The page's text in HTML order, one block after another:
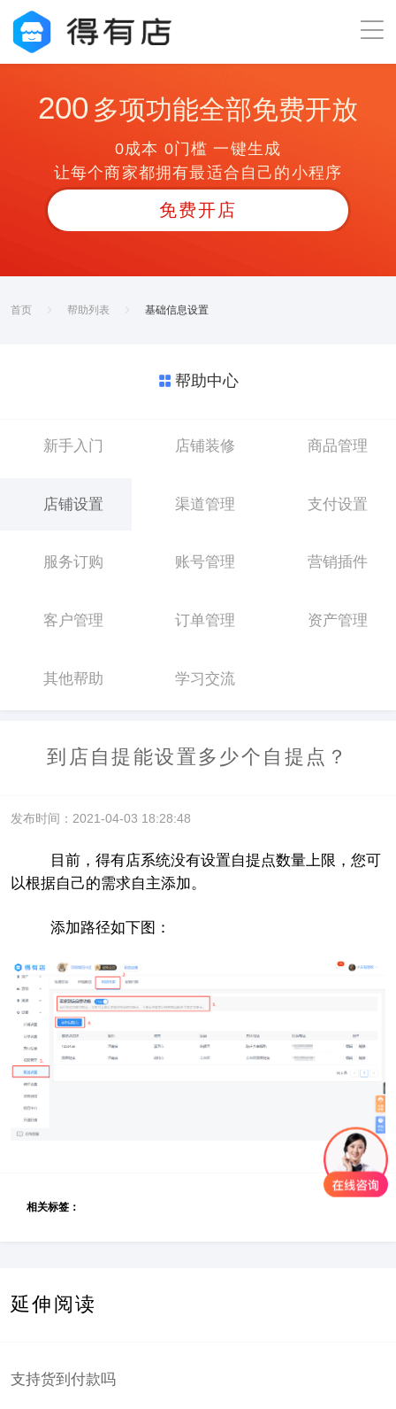
200 多项功能全部免费开放
0成本 0门槛 一键生成
让每个商家都拥有最适合自己的小程序
免费开店
首页 帮助列表 基础信息设置
帮助中心
新手入门 店铺装修 商品管理
店铺设置 渠道管理 支付设置
服务订购 账号管理 营销插件
客户管理 订单管理 资产管理
其他帮助 学习交流
到店自提能设置多少个自提点？
发布时间：2021-04-03 18:28:48
目前，得有店系统没有设置自提点数量上限，您可
以根据自己的需求自主添加。
添加路径如下图：
相关标签：
延伸阅读
支持货到付款吗